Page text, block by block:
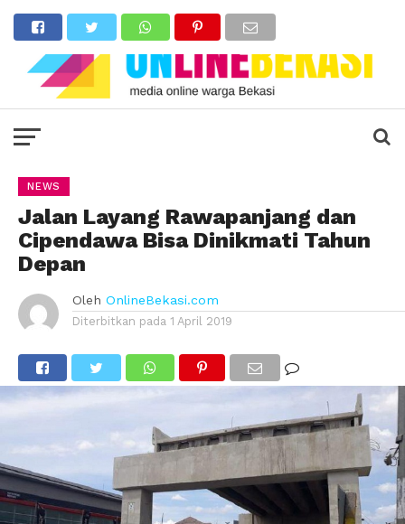
NEWS
Jalan Layang Rawapanjang dan
Cipendawa Bisa Dinikmati Tahun
Depan
Oleh OnlineBekasi.com
Diterbitkan pada 1 April 2019